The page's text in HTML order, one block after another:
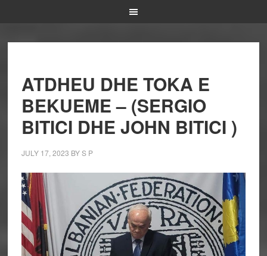
ATDHEU DHE TOKA E
BEKUEME – (SERGIO
BITICI DHE JOHN BITICI )
JULY 17, 2023 BYS P